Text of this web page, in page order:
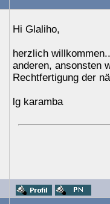
Hi Glaliho,
herzlich
anderen, ansonsten
Rechtfertigung der
lg karamba